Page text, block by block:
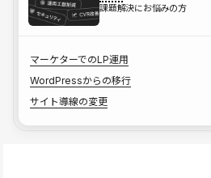
課題解決にお悩みの方
マーケターでのLP運用
WordPressからの移行
サイト導線の変更